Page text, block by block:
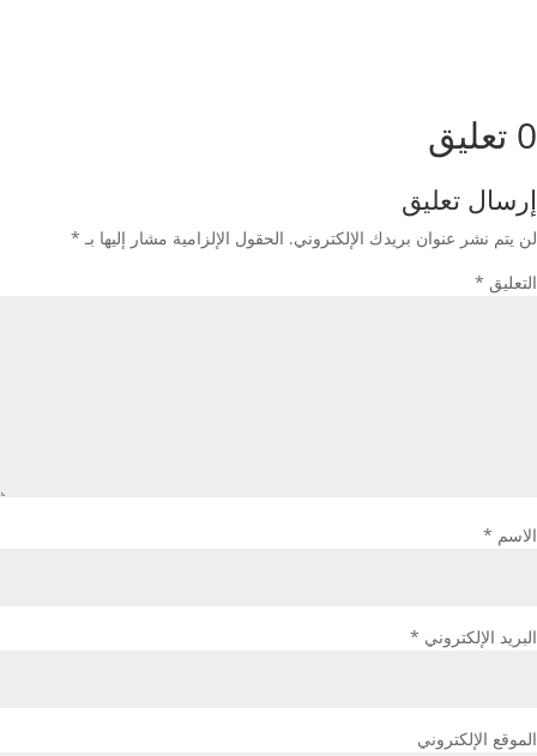
0 تعليق
إرسال تعليق
لن يتم نشر عنوان بريدك الإلكتروني. الحقول الإلزامية مشار إليها بـ *
التعليق *
الاسم *
البريد الإلكتروني *
الموقع الإلكتروني